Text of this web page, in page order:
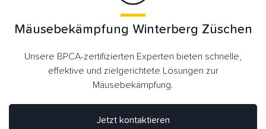
Jetzt kontaktieren
Mäusebekämpfung Winterberg Züschen
Unsere BPCA-zertifizierten Experten bieten schnelle,
effektive und zielgerichtete Lösungen zur
Mäusebekämpfung.